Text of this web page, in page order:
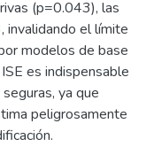
(p=0.043), las
invalidando el límite
modelos de base
es indispensable
ya que
peligrosamente